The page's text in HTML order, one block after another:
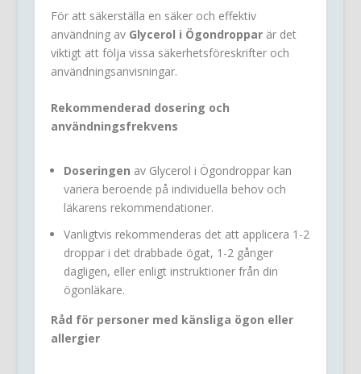
För att säkerställa en säker och effektiv
användning av Glycerol i Ögondropparär det
viktigt att följa vissa säkerhetsföreskrifter och
användningsanvisningar.
Rekommenderad dosering och
användningsfrekvens
Doseringen av Glycerol i Ögondroppar kan
variera beroende på individuella behov och
läkarens rekommendationer.
Vanligtvis rekommenderas det att applicera 1-2
droppar i det drabbade ögat, 1-2 gånger
dagligen, eller enligt instruktioner från din
ögonläkare.
Råd för personer med känsliga ögon eller
allergier